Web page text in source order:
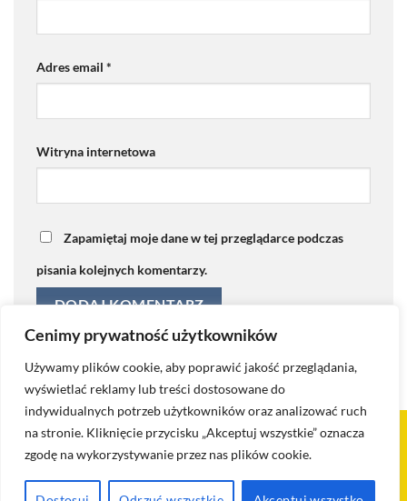
Cenimy prywatność użytkowników
Używamy plików cookie, aby poprawić jakość przeglądania,
wyświetlać reklamy lub treści dostosowane do
indywidualnych potrzeb użytkowników oraz analizować ruch
na stronie. Kliknięcie przycisku „Akceptuj wszystkie” oznacza
zgodę na wykorzystywanie przez nas plików cookie.
Adres email *
Witryna internetowa
Zapamiętaj moje dane w tej przeglądarce podczas
pisania kolejnych komentarzy.
Visa PayPal Stripe MasterCard
Cash
Delivery